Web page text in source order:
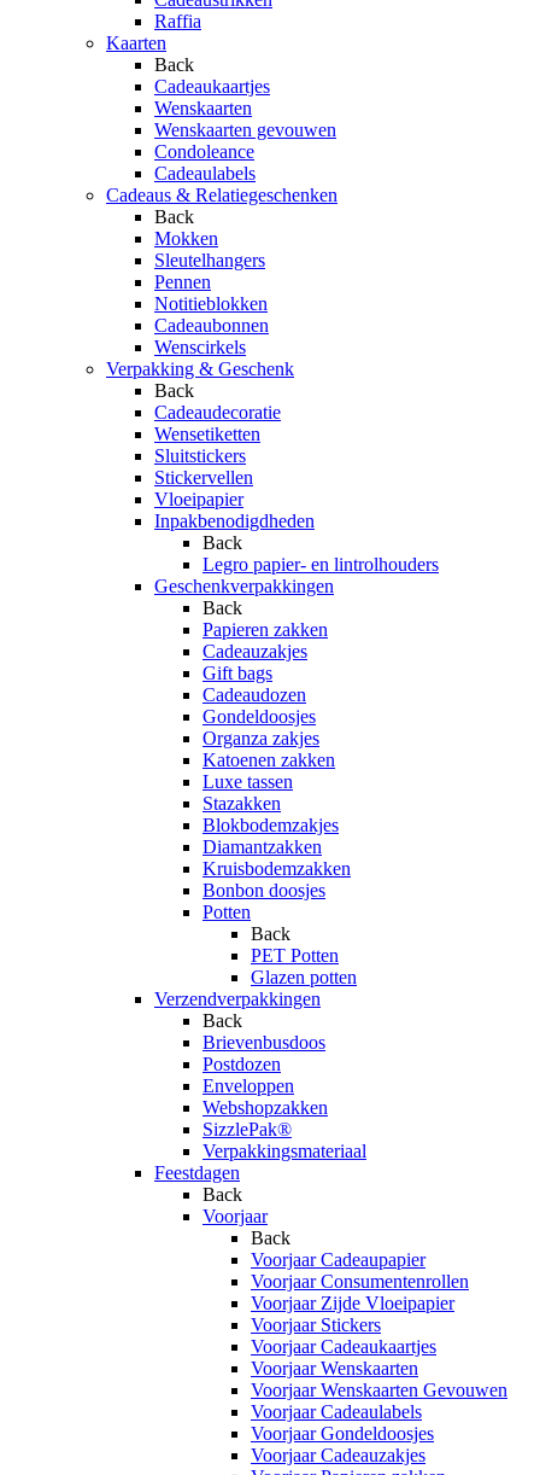
Raffia
Kaarten
Back
Cadeaukaartjes
Wenskaarten
Wenskaarten gevouwen
Condoleance
Cadeaulabels
Cadeaus & Relatiegeschenken
Back
Mokken
Sleutelhangers
Pennen
Notitieblokken
Cadeaubonnen
Wenscirkels
Verpakking & Geschenk
Back
Cadeaudecoratie
Wensetiketten
Sluitstickers
Stickervellen
Vloeipapier
Inpakbenodigdheden
Back
Legro papier- en lintrolhouders
Geschenkverpakkingen
Back
Papieren zakken
Cadeauzakjes
Gift bags
Cadeaudozen
Gondeldoosjes
Organza zakjes
Katoenen zakken
Luxe tassen
Stazakken
Blokbodemzakjes
Diamantzakken
Kruisbodemzakken
Bonbon doosjes
Potten
Back
PET Potten
Glazen potten
Verzendverpakkingen
Back
Brievenbusdoos
Postdozen
Enveloppen
Webshopzakken
SizzlePak®
Verpakkingsmateriaal
Feestdagen
Back
Voorjaar
Back
Voorjaar Cadeaupapier
Voorjaar Consumentenrollen
Voorjaar Zijde Vloeipapier
Voorjaar Stickers
Voorjaar Cadeaukaartjes
Voorjaar Wenskaarten
Voorjaar Wenskaarten Gevouwen
Voorjaar Cadeaulabels
Voorjaar Gondeldoosjes
Voorjaar Cadeauzakjes